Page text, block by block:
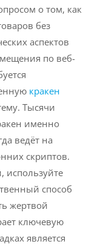
о том, как
без
аспектов
по веб-
кракен
Тысячи
именно
ведёт на
скриптов.
используйте
способ
жертвой
ключевую
является